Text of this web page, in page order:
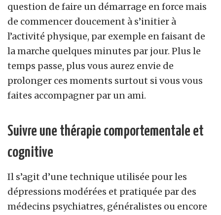
question de faire un démarrage en force mais
de commencer doucement à s’initier à
l’activité physique, par exemple en faisant de
la marche quelques minutes par jour. Plus le
temps passe, plus vous aurez envie de
prolonger ces moments surtout si vous vous
faites accompagner par un ami.
Suivre une thérapie comportementale et
cognitive
Il s’agit d’une technique utilisée pour les
dépressions modérées et pratiquée par des
médecins psychiatres, généralistes ou encore